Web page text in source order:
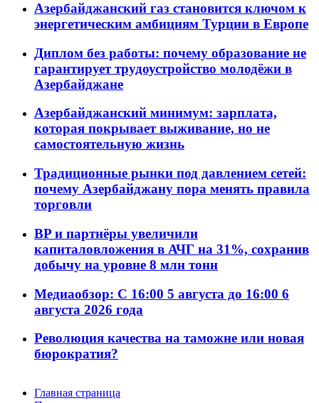
Азербайджанский газ становится ключом к
энергетическим амбициям Турции в Европе
Диплом без работы: почему образование не
гарантирует трудоустройство молодёжи в
Азербайджане
Азербайджанский минимум: зарплата,
которая покрывает выживание, но не
самостоятельную жизнь
Традиционные рынки под давлением сетей:
почему Азербайджану пора менять правила
торговли
BP и партнёры увеличили
капиталовложения в АЧГ на 31%, сохранив
добычу на уровне 8 млн тонн
Медиаобзор: С 16:00 5 августа до 16:00 6
августа 2026 года
Революция качества на таможне или новая
бюрократия?
Главная страница